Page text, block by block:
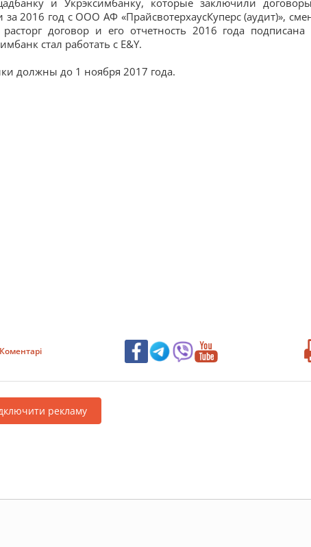
и Укрэксимбанку, которые заключили
2016 год с ООО АФ «ПрайсвотерхаусКуперс (аудит)»,
договор и его отчетность 2016 года подписана
стал работать с E&Y.
должны до 1 ноября 2017 года.
Коментарі
рекламу